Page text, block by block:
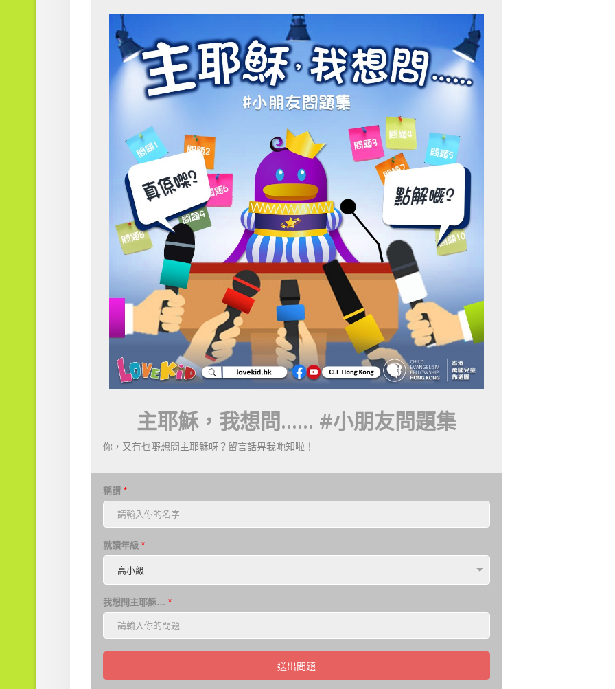
主耶穌，我想問…… #小朋友問題集
你，又有乜嘢想問主耶穌呀？留言話畀我哋知啦！
稱謂 *
就讀年級 *
我想問主耶穌… *
送出問題